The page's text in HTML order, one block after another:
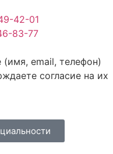
42-01
83-77
email, телефон)
согласие на их